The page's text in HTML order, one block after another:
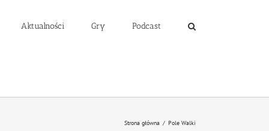
Aktualności Gry Podcast
Strona główna / Pole Walki